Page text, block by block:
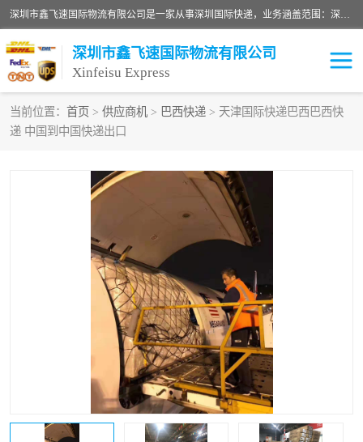
深圳市鑫飞速国际物流有限公司是一家从事深圳国际快递，业务涵盖范围：深圳DHL国际快递、深圳国际快递公司、深圳国际物流公司、深圳国际快递、深圳DHL国际快递电话可拨打全国服务热线：15019287411。欢迎各位亲来人来电到我司洽谈合作。
深圳市鑫飞速国际物流有限公司
Xinfeisu Express
当前位置： 首页 > 供应商机 > 巴西快递 > 天津国际快递巴西巴西快
递 中国到中国快递出口
联邦快递
巴西快递
伊朗快递
UPS国际快递
深圳国际物流公司 深圳国际快递电话
DHL国际快递电话 深圳国际快递
新能源电池出口物流